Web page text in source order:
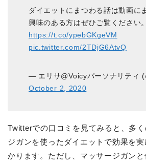
ダイエットにまつわる話は動画に
興味のある方はぜひご覧ください。
https://t.co/ypebGKgeVM
pic.twitter.com/2TDjG6AtvQ
— エリサ@Voicyパーソナリティ
October 2, 2020
Twitterでの口コミを見てみると、多
ジガンを使ったダイエットで効果を
かります。ただし、マッサージガン